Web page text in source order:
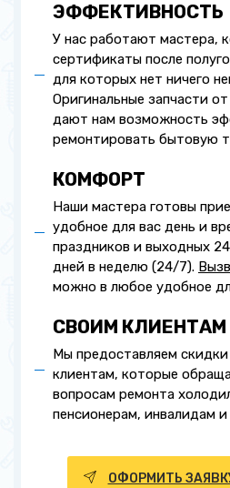
ЭФФЕКТИВНОСТЬ
У нас работают мастера,
сертификаты после
для которых нет ничего
Оригинальные запчасти
дают нам возможность
ремонтировать бытовую
КОМФОРТ
Наши мастера готовы
удобное для вас день и
праздников и выходных
дней в неделю (24/7).
можно в любое удобное
СВОИМ
Мы предоставляем
клиентам, которые
вопросам ремонта
пенсионерам, инвалидам
ОФОРМИТЬ